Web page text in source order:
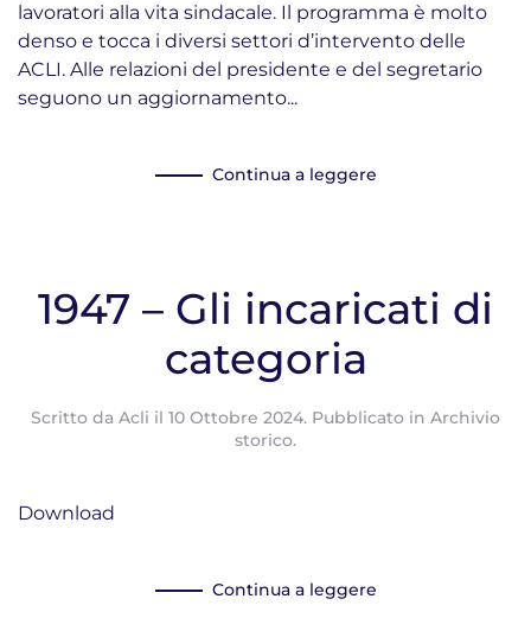
lavoratori alla vita sindacale. Il programma è molto
denso e tocca i diversi settori d’intervento delle
ACLI. Alle relazioni del presidente e del segretario
seguono un aggiornamento...
Continua a leggere
1947 – Gli incaricati di
categoria
Scritto da Acli il 10 Ottobre 2024. Pubblicato in Archivio
storico.
Download
Continua a leggere